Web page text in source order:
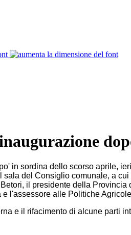
in sordina dello scorso aprile,
del Consiglio comunale, a
il presidente della
l'assessore alle Politiche
e il rifacimento di alcune parti